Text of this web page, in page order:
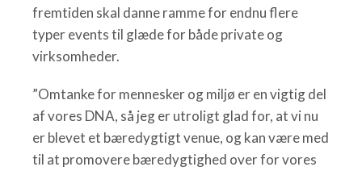
fremtiden skal danne ramme for endnu flere
typer events til glæde for både private og
virksomheder.
”Omtanke for mennesker og miljø er en vigtig del
af vores DNA, så jeg er utroligt glad for, at vi nu
er blevet et bæredygtigt venue, og kan være med
til at promovere bæredygtighed over for vores